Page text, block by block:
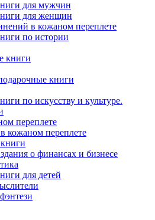
для мужчин
для женщин
в кожаном переплете
по истории
книги
книги
по искусству и культуре.
переплете
кожаном переплете
о финансах и бизнесе
для детей